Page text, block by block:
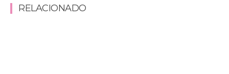
RELACIONADO